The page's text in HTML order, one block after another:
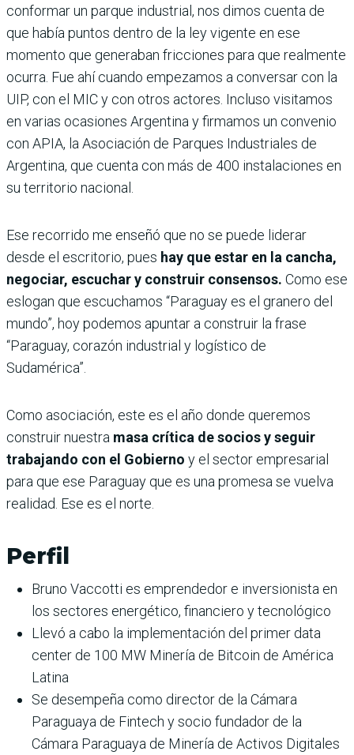
conformar un parque industrial, nos dimos cuenta de
que había puntos dentro de la ley vigente en ese
momento que generaban fricciones para que realmente
ocurra. Fue ahí cuando empezamos a conversar con la
UIP, con el MIC y con otros actores. Incluso visitamos
en varias ocasiones Argentina y firmamos un convenio
con APIA, la Asociación de Parques Industriales de
Argentina, que cuenta con más de 400 instalaciones en
su territorio nacional.
Ese recorrido me enseñó que no se puede liderar
desde el escritorio, pues hay que estar en la cancha,
negociar, escuchar y construir consensos. Como ese
eslogan que escuchamos “Paraguay es el granero del
mundo”, hoy podemos apuntar a construir la frase
“Paraguay, corazón industrial y logístico de
Sudamérica”.
Como asociación, este es el año donde queremos
construir nuestra masa crítica de socios y seguir
trabajando con el Gobierno y el sector empresarial
para que ese Paraguay que es una promesa se vuelva
realidad. Ese es el norte.
Perfil
Bruno Vaccotti es emprendedor e inversionista en
los sectores energético, financiero y tecnológico
Llevó a cabo la implementación del primer data
center de 100 MW Minería de Bitcoin de América
Latina
Se desempeña como director de la Cámara
Paraguaya de Fintech y socio fundador de la
Cámara Paraguaya de Minería de Activos Digitales